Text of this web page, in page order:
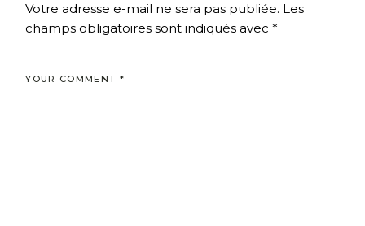
Votre adresse e-mail ne sera pas publiée. Les
champs obligatoires sont indiqués avec*